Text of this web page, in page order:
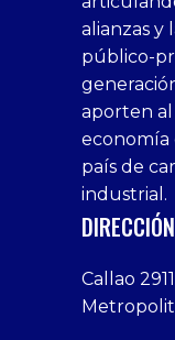
siteleri
bedava
bonus
veren
siteler
1xbet
deneme
bonusu
veren
xslot
sahabet
giriş
1xbet
giriş
tarafbet
giriş
deneme
bonusu
Deneme
bonusu
veren
siteler
homemade
porn
on
webcam
Cumshots
Tits
Free
Amateur
Porn
Xxx
Indian
deneme
bonusu
veren
siteler
alianzas y
público-
aporten
economía
país de
industrial.
DIRECCIÓN
Callao